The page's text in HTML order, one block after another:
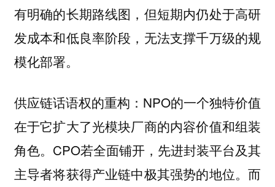
有明确的长期路线图，但短期内仍处于高研
发成本和低良率阶段，无法支撑千万级的规
模化部署。
供应链话语权的重构： NPO的一个独特价值
在于它扩大了光模块厂商的内容价值和组装
角色。CPO若全面铺开，先进封装平台及其
主导者将获得产业链中极其强势的地位。而